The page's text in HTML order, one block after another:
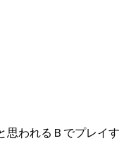
思われるＢでプレイす